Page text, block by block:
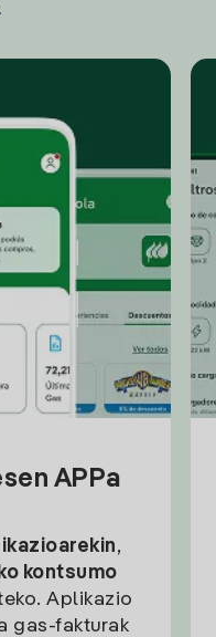
APPa
,
kontsumo
Aplikazio
gas-fakturak